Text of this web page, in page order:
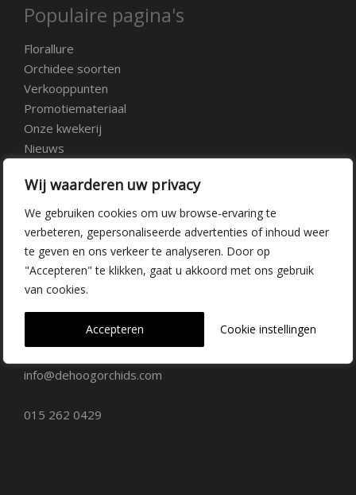
Wij waarderen uw privacy
We gebruiken cookies om uw browse-ervaring te
verbeteren, gepersonaliseerde advertenties of inhoud weer
te geven en ons verkeer te analyseren. Door op
"Accepteren" te klikken, gaat u akkoord met ons gebruik
van cookies.
Cookie instellingen
Accepteren
Populaire pagina's
Florallure
Orchidee soorten
Verkooppunten
Promotiemateriaal
Onze kwekerij
Nieuws
Veelgestelde vragen
Vacatures
Contact
Kwekerij Delfgauw
Vrederustlaan 10
info@dehoogorchids.com
015 262 0429